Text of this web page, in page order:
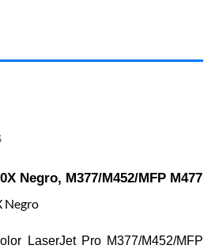
Negro, M377/M452/MFP M477
Negro
LaserJet Pro M377/M452/MFP